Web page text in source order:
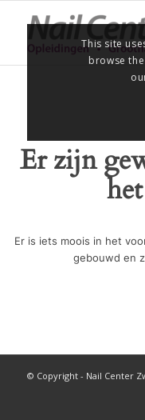
Er zijn
Er is iets moois in het
gebouwd en
© Copyright - Nail Center
This site
browse